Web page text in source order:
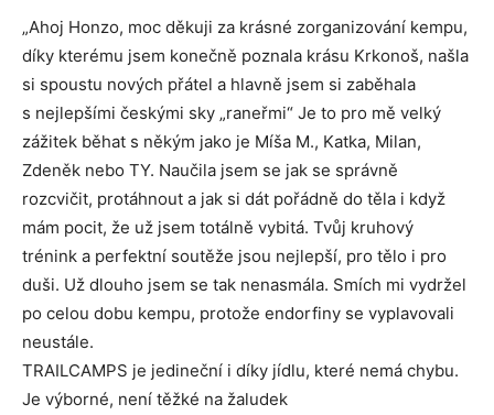
„Ahoj Honzo, moc děkuji za krásné zorganizování kempu,
díky kterému jsem konečně poznala krásu Krkonoš, našla
si spoustu nových přátel a hlavně jsem si zaběhala
s nejlepšími českými sky „raneřmi“ Je to pro mě velký
zážitek běhat s někým jako je Míša M., Katka, Milan,
Zdeněk nebo TY. Naučila jsem se jak se správně
rozcvičit, protáhnout a jak si dát pořádně do těla i když
mám pocit, že už jsem totálně vybitá. Tvůj kruhový
trénink a perfektní soutěže jsou nejlepší, pro tělo i pro
duši. Už dlouho jsem se tak nenasmála. Smích mi vydržel
po celou dobu kempu, protože endorfiny se vyplavovali
neustále.
TRAILCAMPS je jedineční i díky jídlu, které nemá chybu.
Je výborné, není těžké na žaludek